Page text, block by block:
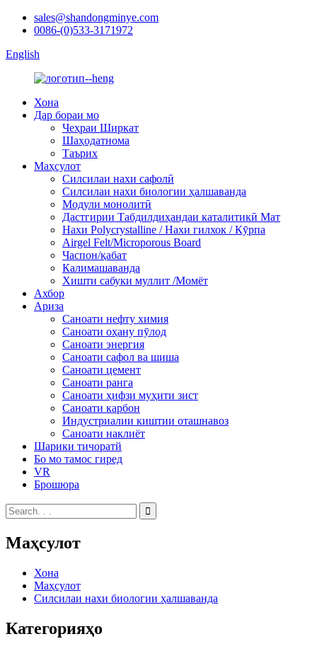
sales@shandongminye.com
0086-(0)533-3171972
English
Хона
Дар бораи мо
Чеҳраи Ширкат
Шаҳодатнома
Таърих
Маҳсулот
Силсилаи нахи сафолӣ
Силсилаи нахи биологии ҳалшаванда
Модули монолитӣ
Дастгирии Табдилдиҳандаи каталитикӣ Мат
Нахи Polycrystalline / Нахи гилхок / Кӯрпа
Airgel Felt/Microporous Board
Часпон/қабат
Калимашаванда
Хишти сабуки муллит /Момёт
Ахбор
Ариза
Саноати нефту химия
Саноати оҳану пӯлод
Саноати энергия
Саноати сафол ва шиша
Саноати цемент
Саноати ранга
Саноати ҳифзи муҳити зист
Саноати карбон
Индустриалии киштии оташнавоз
Саноати наклиёт
Шарики тичоратй
Бо мо тамос гиред
VR
Брошюра
Маҳсулот
Хона
Маҳсулот
Силсилаи нахи биологии ҳалшаванда
Категорияҳо